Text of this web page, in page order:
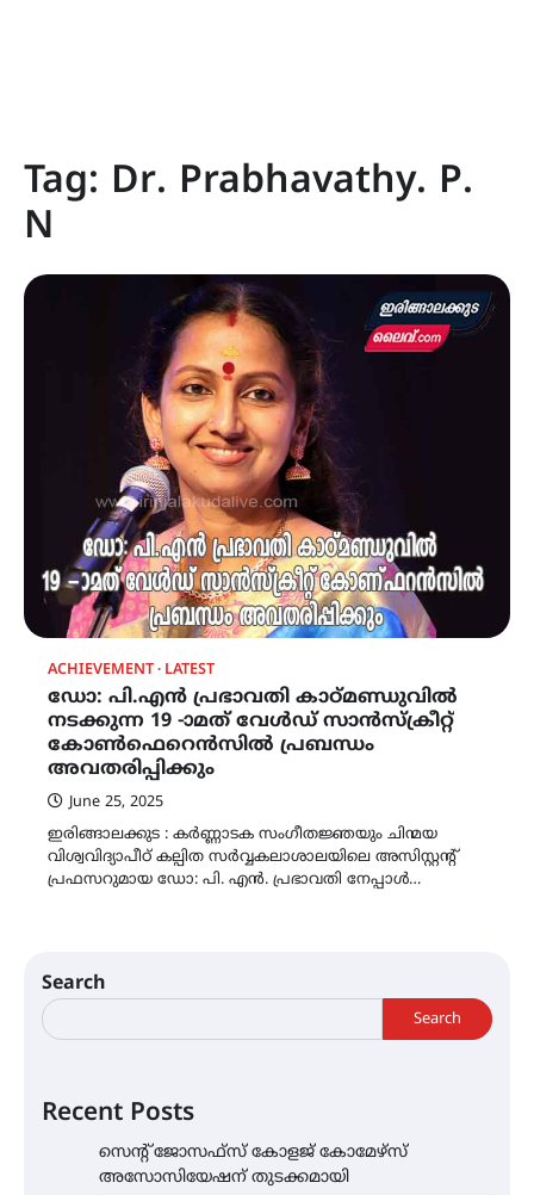
Tag: Dr. Prabhavathy. P.
N
ACHIEVEMENT LATEST
ഡോ: പി.എൻ പ്രഭാവതി കാഠ്മണ്ഡുവിൽ
നടക്കുന്ന 19 -ാമത് വേൾഡ് സാൻസ്ക്രീറ്റ്
കോൺഫെറെൻസിൽ പ്രബന്ധം
അവതരിപ്പിക്കും
June 25, 2025
ഇരിങ്ങാലക്കുട : കർണ്ണാടക സംഗീതജ്ഞയും ചിന്മയ
വിശ്വവിദ്യാപീഠ് കല്പിത സർവ്വകലാശാലയിലെ അസിസ്റ്റന്റ്
പ്രഫസറുമായ ഡോ: പി. എൻ. പ്രഭാവതി നേപ്പാൾ…
Search
Search
Recent Posts
സെന്റ് ജോസഫ്സ് കോളജ് കോമേഴ്‌സ്
അസോസിയേഷന് തുടക്കമായി